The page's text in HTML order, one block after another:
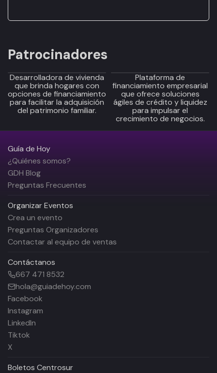
Patrocinadores
Desarrolladora de vivienda
que brinda hogares con
opciones de financiamiento
para facilitar la adquisición
del patrimonio familiar.
Plataforma de
financiamiento empresarial
que ofrece soluciones
ágiles de crédito y liquidez
para impulsar el
crecimiento de negocios.
Guía de Hoy
¿Quiénes somos?
GDH Blog
Preguntas Frecuentes
Organizar Eventos
Crea un evento
Preguntas Organizadores
Contactar al equipo de ventas
Contáctanos
667 471 8532
hola@guiadehoy.com
Facebook
Instagram
LinkedIn
Tiktok
X
Boletos Centrosur